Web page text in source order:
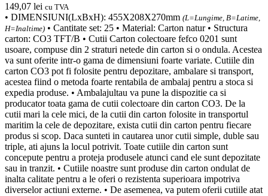
149,07 lei cu TVA
• DIMENSIUNI(LxBxH): 455X208X270mm (L=Lungime, B=Latime,
H=Inaltime) • Cantitate set: 25 • Material: Carton natur • Structura
carton: CO3 TFT/B • Cutii Carton colectoare fefco 0201 sunt
usoare, compuse din 2 straturi netede din carton si o ondula. Acestea
va sunt oferite intr-o gama de dimensiuni foarte variate. Cutiile din
carton CO3 pot fi folosite pentru depozitare, ambalare si transport,
acestea fiind o metoda foarte rentabila de ambalaj pentru a stoca si
expedia produse. • Ambalajultau va pune la dispozitie ca si
producator toata gama de cutii colectoare din carton CO3. De la
cutii mari la cele mici, de la cutii din carton folosite in transportul
maritim la cele de depozitare, exista cutii din carton pentru fiecare
produs si scop. Daca sunteti in cautarea unor cutii simple, duble sau
triple, ati ajuns la locul potrivit. Toate cutiile din carton sunt
concepute pentru a proteja produsele atunci cand ele sunt depozitate
sau in tranzit. • Cutiile noastre sunt produse din carton ondulat de
inalta calitate pentru a le oferi o rezistenta superioara impotriva
diverselor actiuni externe. • De asemenea, va putem oferii cutiile atat